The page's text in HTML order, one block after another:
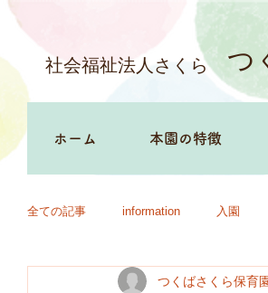
社会福祉法人さくら つ
ホーム 本園の特徴
全ての記事 information 入園
つくばさくら保育